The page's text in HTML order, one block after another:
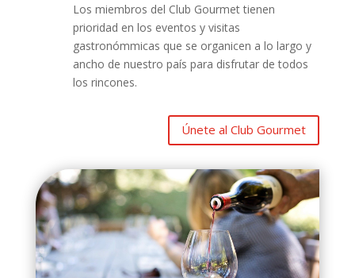
Los miembros del Club Gourmet tienen
prioridad en los eventos y visitas
gastronómmicas que se organicen a lo largo y
ancho de nuestro país para disfrutar de todos
los rincones.
Únete al Club Gourmet